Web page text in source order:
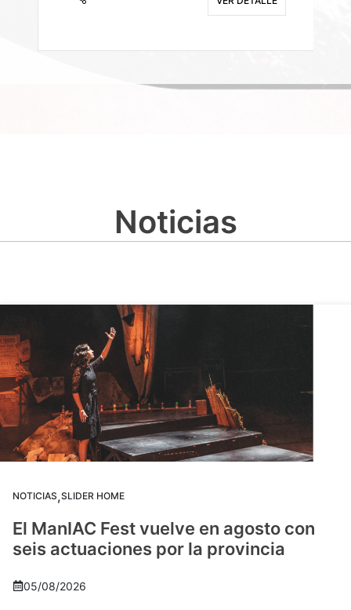
Noticias
NOTICIAS,SLIDER HOME
El ManIAC Fest vuelve en agosto con
seis actuaciones por la provincia
05/08/2026